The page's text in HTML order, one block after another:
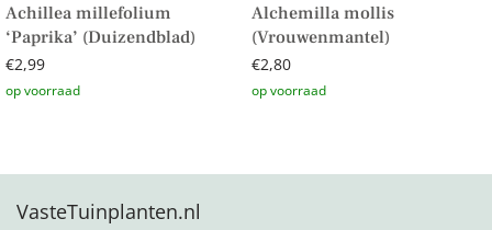
Achillea millefolium
‘Paprika’ (Duizendblad)
€2,99
Alchemilla mollis
(Vrouwenmantel)
€2,80
VasteTuinplanten.nl